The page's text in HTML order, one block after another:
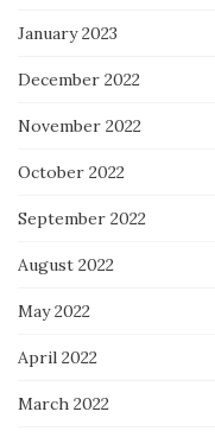
January 2023
December 2022
November 2022
October 2022
September 2022
August 2022
May 2022
April 2022
March 2022